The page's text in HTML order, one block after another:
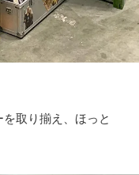
取り揃え、ほっと